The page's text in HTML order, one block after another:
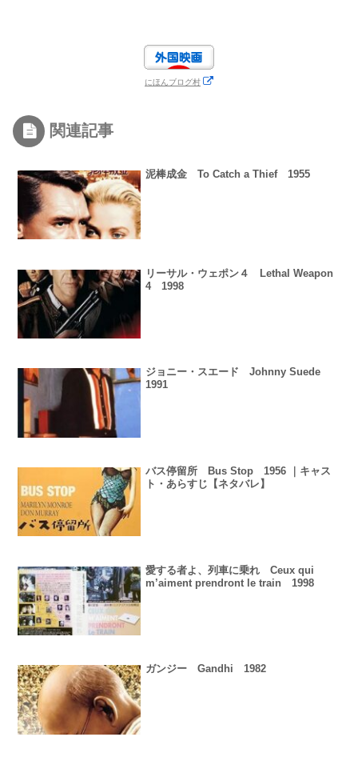
にほんブログ村
関連記事
泥棒成金 To Catch a Thief 1955
リーサル・ウェポン４ Lethal Weapon
4 1998
ジョニー・スエード Johnny Suede
1991
バス停留所 Bus Stop 1956 ｜キャス
ト・あらすじ【ネタバレ】
愛する者よ、列車に乗れ Ceux qui
m’aiment prendront le train 1998
ガンジー Gandhi 1982